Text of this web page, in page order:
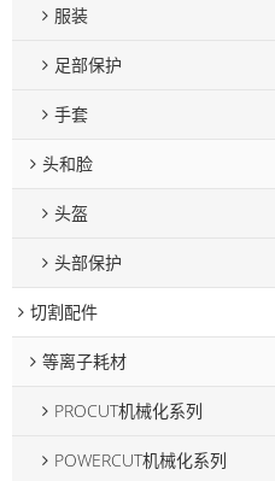
服装
足部保护
手套
头和脸
头盔
头部保护
切割配件
等离子耗材
PROCUT机械化系列
POWERCUT机械化系列